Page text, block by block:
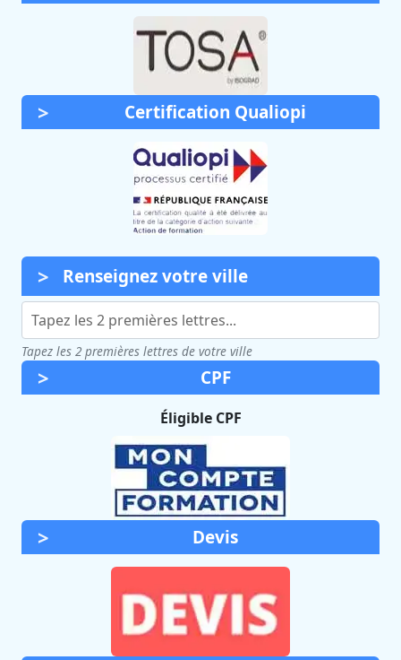
Certification Qualiopi
Renseignez votre ville
Tapez les 2 premières lettres de votre ville
CPF
Éligible CPF
Devis